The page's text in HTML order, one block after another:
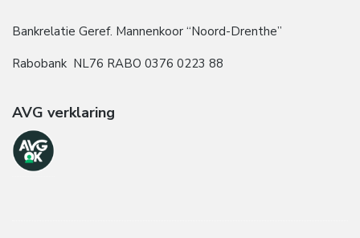
Bankrelatie Geref. Mannenkoor “Noord-Drenthe”
Rabobank NL76 RABO 0376 0223 88
AVG verklaring